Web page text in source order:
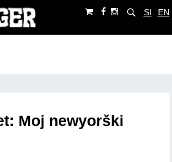
SI EN
Moj newyorški